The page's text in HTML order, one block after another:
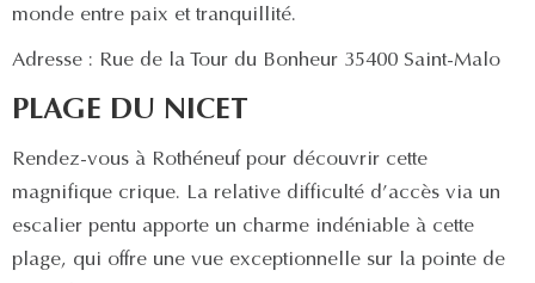
monde entre paix et tranquillité.
Adresse : Rue de la Tour du Bonheur 35400 Saint-Malo
PLAGE DU NICET
Rendez-vous à Rothéneuf pour découvrir cette
magnifique crique. La relative difficulté d’accès via un
escalier pentu apporte un charme indéniable à cette
plage, qui offre une vue exceptionnelle sur la pointe de